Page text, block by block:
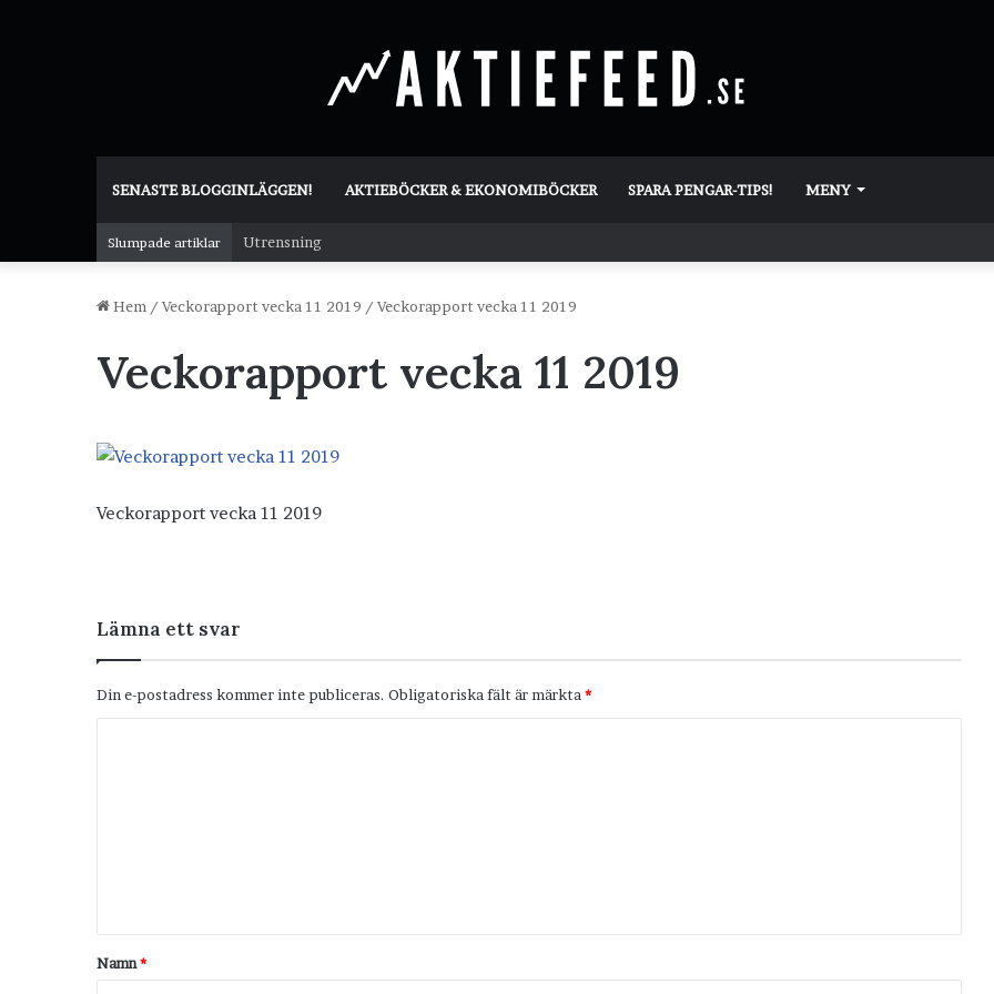
SENASTE BLOGGINLÄGGEN! AKTIEBÖCKER & EKONOMIBÖCKER SPARA PENGAR-TIPS! MENY
Slumpade artiklar Utrensning
Hem / Veckorapport vecka 11 2019 / Veckorapport vecka 11 2019
Veckorapport vecka 11 2019
Veckorapport vecka 11 2019
Lämna ett svar
Din e-postadress kommer inte publiceras. Obligatoriska fält är märkta *
t
a
Namn*